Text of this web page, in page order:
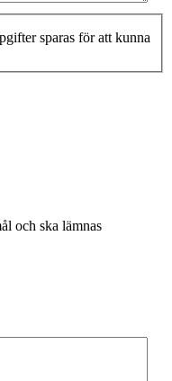
sparas för att kunna
och ska lämnas